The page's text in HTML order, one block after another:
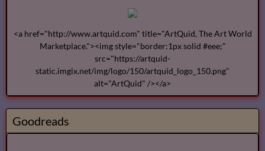
<a href="http://www.artquid.com" title="ArtQuid, The Art World
Marketplace."><img style="border:1px solid #eee;"
src="https://artquid-
static.imgix.net/img/logo/150/artquid_logo_150.png"
alt="ArtQuid" /></a>
Goodreads